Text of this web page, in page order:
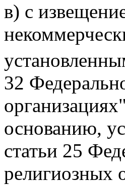
в) с
32
основанию,
статьи 25
религиозных